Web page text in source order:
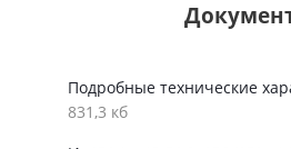
Подробные технические
831,3 кб